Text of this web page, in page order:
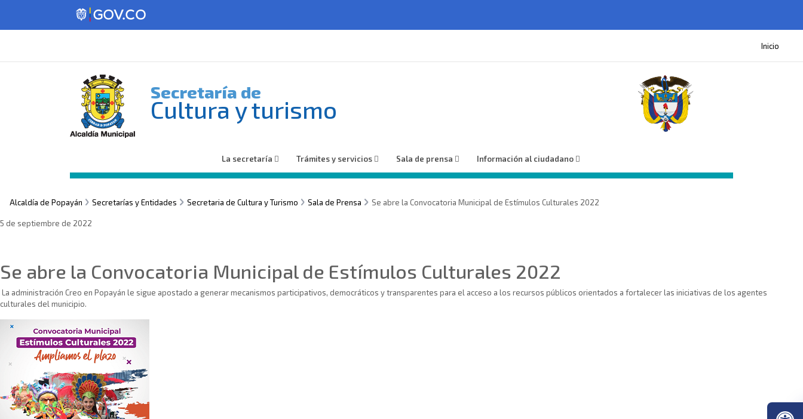
Inicio
Secretaría de
Cultura y turismo
La secretaría Trámites y servicios Sala de prensa Información al ciudadano
Alcaldía de Popayán Secretarías y Entidades Secretaria de Cultura y Turismo Sala de Prensa Se abre la Convocatoria Municipal de Estímulos Culturales 2022
5 de septiembre de 2022
Se abre la Convocatoria Municipal de Estímulos Culturales 2022
La administración Creo en Popayán le sigue apostado a generar mecanismos participativos, democráticos y transparentes para el acceso a los recursos públicos orientados a fortalecer las iniciativas de los agentes
culturales del municipio.